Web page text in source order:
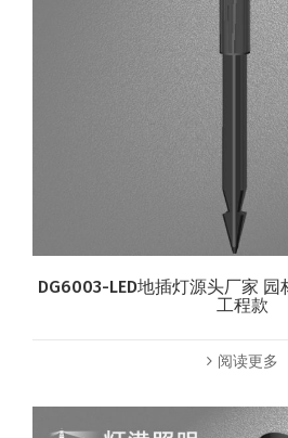
DG6003-LED地插灯源头厂家 园
工程款
阅读更多